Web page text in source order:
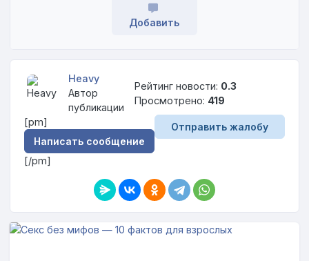
Добавить
Heavy
Автор
публикации
Рейтинг новости: 0.3
Просмотрено: 419
[pm]
Написать сообщение
[/pm]
Отправить жалобу